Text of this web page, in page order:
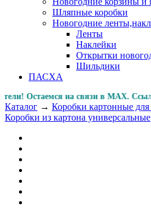
Шляпные коробки
Новогодние
Ленты
Наклейки
Открытки
Шильдики
ПАСХА
Остаемся на связи в MAX.
Каталог → Коробки картонные
Коробки из картона универсальные